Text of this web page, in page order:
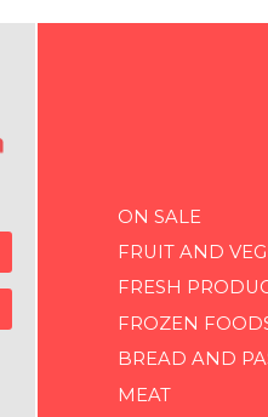
ON SALE
FRUIT AND
FRESH
FROZEN
BREAD AND
MEAT